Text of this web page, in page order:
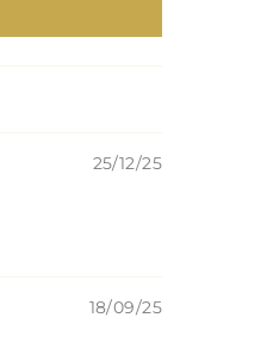
25/12/25
18/09/25